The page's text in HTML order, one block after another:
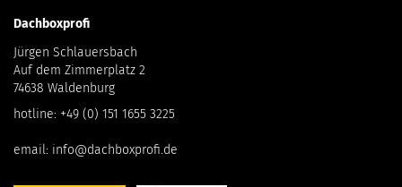
Dachboxprofi
Jürgen Schlauersbach
Auf dem Zimmerplatz 2
74638 Waldenburg
hotline: +49 (0) 151 1655 3225
email: info@dachboxprofi.de